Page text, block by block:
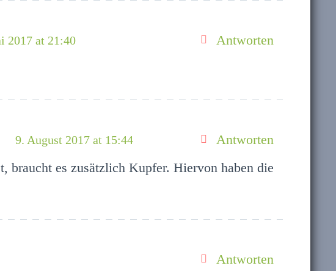
2017 at 21:40
Antworten
9. August 2017 at 15:44
Antworten
es zusätzlich Kupfer. Hiervon haben die
Antworten